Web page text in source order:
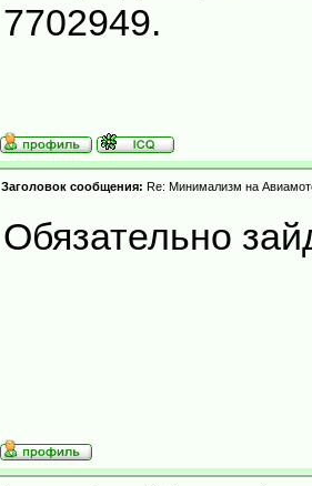
7702949.
Заголовок сообщения: Re: Минимализм на
Обязательно